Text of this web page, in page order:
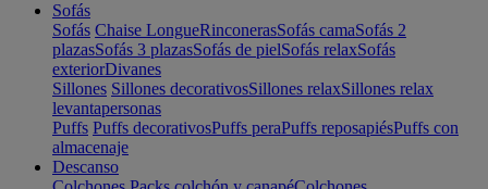
Sofás
Sofás Chaise LongueRinconerasSofás camaSofás 2
plazasSofás 3 plazasSofás de pielSofás relaxSofás
exteriorDivanes
Sillones Sillones decorativosSillones relaxSillones relax
levantapersonas
Puffs Puffs decorativosPuffs peraPuffs reposapiésPuffs con
almacenaje
Descanso